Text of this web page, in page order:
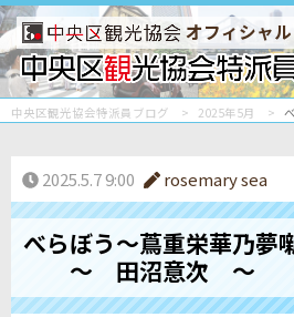
オフィシャル
中央区観光協会特派員ブログ 2025年5月
2025.5.7 9:00 rosemary sea
べらぼう～蔦重栄華乃
～ 田沼意次 ～